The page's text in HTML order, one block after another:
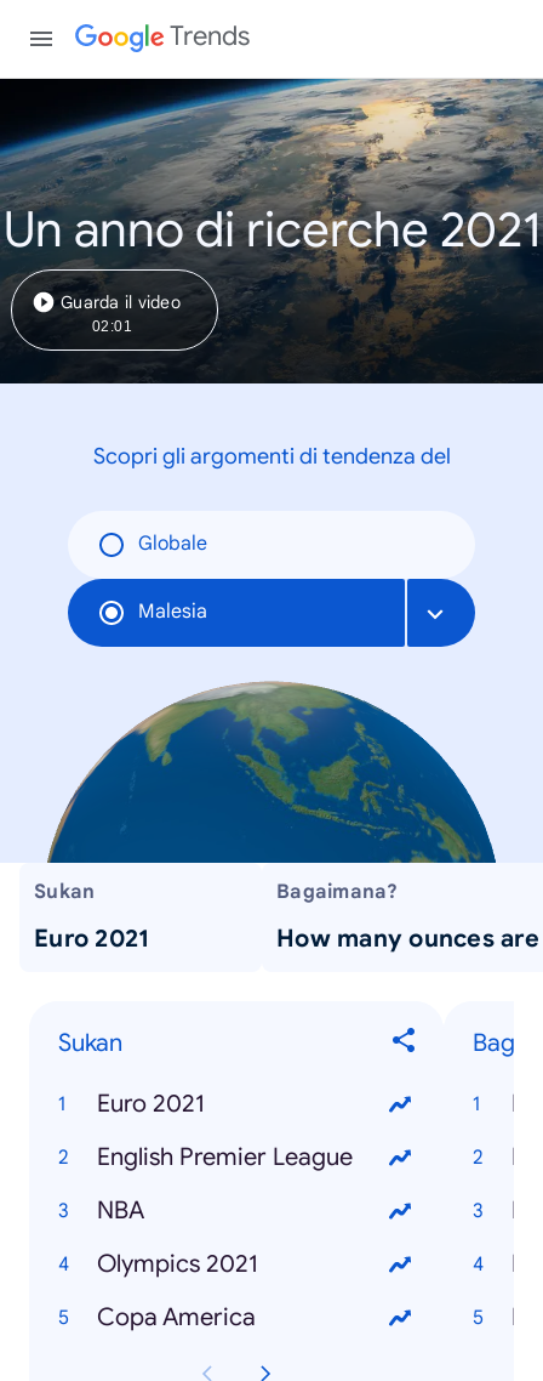
Trends
Un anno di ricerche 2021
Guarda il video
02:01
Scopri gli argomenti di tendenza del
Globale
Malesia
Sukan
Euro 2021
Bagaimana?
How many ounces
Sukan
Euro 2021
English Premier League
NBA
Olympics 2021
Copa America